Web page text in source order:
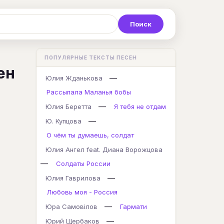
С Т У Ф Х Ц
K L M N O P Q
ПОПУЛЯРНЫЕ ТЕКСТЫ ПЕСЕН
Юлия Жданькова —
Рассыпала Маланья бобы
Юлия Беретта
—
Я тебя не отдам
Ю. Купцова
—
О чём ты думаешь, солдат
Юлия Ангел feat. Диана Ворожцова
—
Солдаты России
Юлия Гаврилова
—
Любовь моя - Россия
Юра Самовілов
—
Гармати
Юрий Щербаков
—